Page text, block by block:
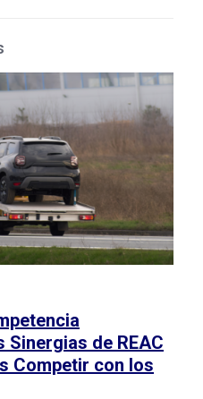
Sinergias de REAC
Competir con los